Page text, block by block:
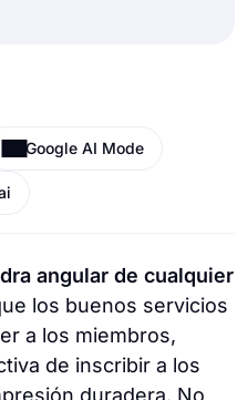
Google AI Mode
angular de cualquier
los buenos servicios
a los miembros,
de inscribir a los
duradera. No